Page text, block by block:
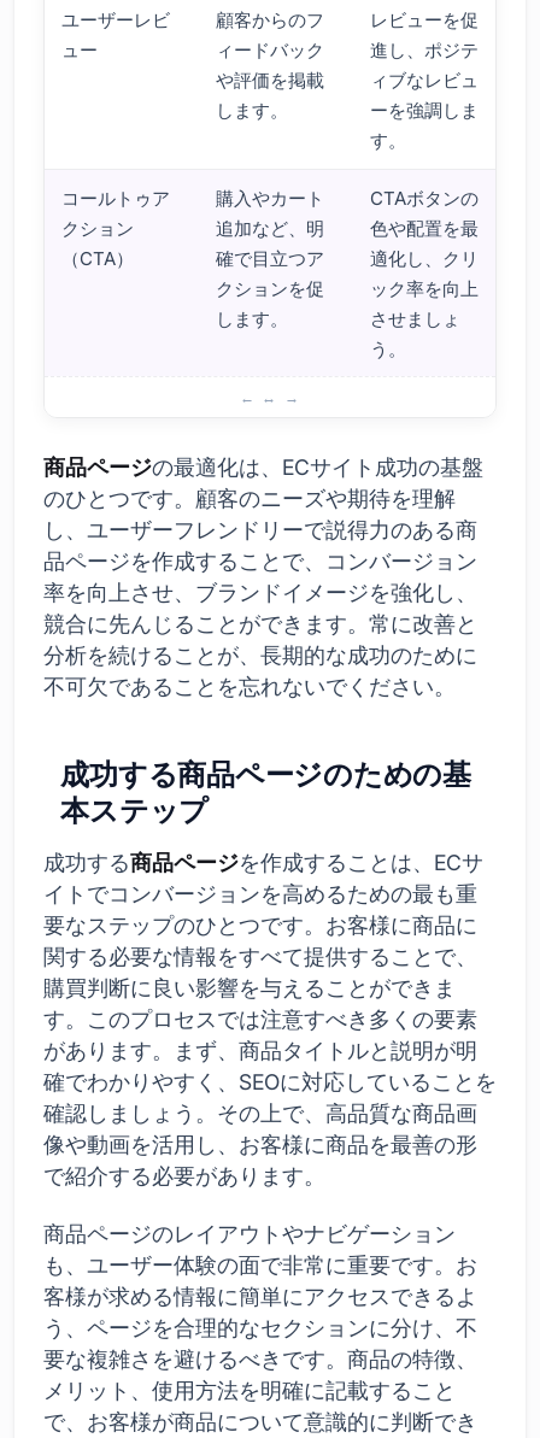
ユーザーレビ
ュー
顧客からのフ
ィードバック
や評価を掲載
します。
レビューを促
進し、ポジテ
ィブなレビュ
ーを強調しま
す。
コールトゥア
クション
（CTA）
購入やカート
追加など、明
確で目立つア
クションを促
します。
CTAボタンの
色や配置を最
適化し、クリ
ック率を向上
させましょ
う。
商品ページの最適化は、ECサイト成功の基盤
のひとつです。顧客のニーズや期待を理解
し、ユーザーフレンドリーで説得力のある商
品ページを作成することで、コンバージョン
率を向上させ、ブランドイメージを強化し、
競合に先んじることができます。常に改善と
分析を続けることが、長期的な成功のために
不可欠であることを忘れないでください。
成功する商品ページのための基
本ステップ
成功する商品ページを作成することは、ECサ
イトでコンバージョンを高めるための最も重
要なステップのひとつです。お客様に商品に
関する必要な情報をすべて提供することで、
購買判断に良い影響を与えることができま
す。このプロセスでは注意すべき多くの要素
があります。まず、商品タイトルと説明が明
確でわかりやすく、SEOに対応していることを
確認しましょう。その上で、高品質な商品画
像や動画を活用し、お客様に商品を最善の形
で紹介する必要があります。
商品ページのレイアウトやナビゲーション
も、ユーザー体験の面で非常に重要です。お
客様が求める情報に簡単にアクセスできるよ
う、ページを合理的なセクションに分け、不
要な複雑さを避けるべきです。商品の特徴、
メリット、使用方法を明確に記載すること
で、お客様が商品について意識的に判断でき